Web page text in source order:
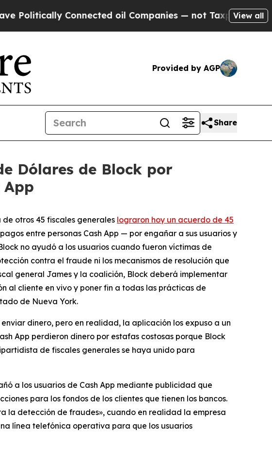
Connected oil Companies — not Taxpayers — theView all
Provided by AGP
Share
Dólares de Block por
otros 45 fiscales generales lograron hoy un acuerdo de 45
entre personas Cash App — por engañar a sus usuarios y
no ayudó a los usuarios cuando fueron víctimas de
contra el fraude ni los mecanismos de resolución que
general James y la coalición, Block deberá implementar
al cliente en vivo y poner fin a todas las prácticas de
de Nueva York.
dinero, pero en realidad, la aplicación los expuso a un
App perdieron dinero por estafas costosas porque Block
de fiscales generales se haya unido para
a los usuarios de Cash App mediante publicidad que
para los fondos de los clientes que tienen los bancos.
la detección de fraudes», cuando en realidad la empresa
línea telefónica operativa para que los usuarios